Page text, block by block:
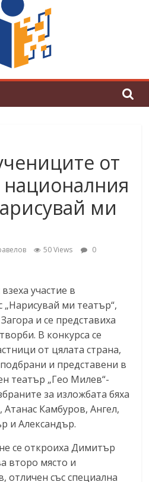
граници“
оживя в ОУ
Каравелов“
от
националния
ми
50 Views
0
участие в
ми театър“,
и се представиха
В конкурса се
от цялата страна,
и представени в
театър „Гео Милев“-
за изложбата бяха
Камбуров, Ангел,
и Александър.
се откроиха Димитър
второ място и
отличен със специална